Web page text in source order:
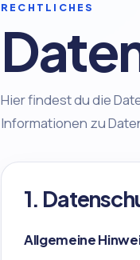
RECHTLICHES
Hier findest du die
Informationen zu
1.
Allgemeine